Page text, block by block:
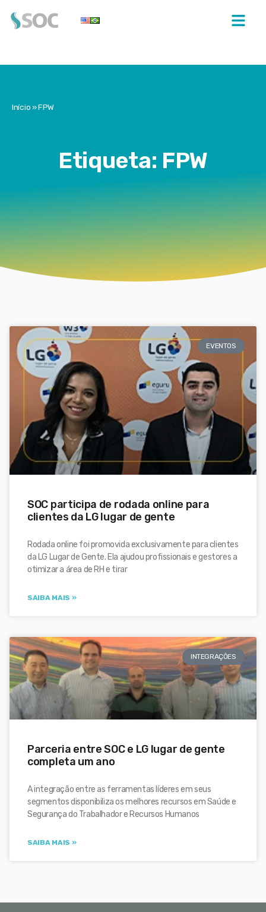
Início»FPW
Etiqueta: FPW
EVENTOS
SOC participa de rodada online para
clientes da LG lugar de gente
Rodada online foi promovida exclusivamente para clientes
da LG Lugar de Gente. Ela ajudou profissionais e gestores a
otimizar a área de RH e tirar
SAIBA MAIS »
INTEGRAÇÕES
Parceria entre SOC e LG lugar de gente
completa um ano
A integração entre as ferramentas líderes em seus
segmentos disponibiliza os melhores recursos em Saúde e
Segurança do Trabalhador e Recursos Humanos
SAIBA MAIS »